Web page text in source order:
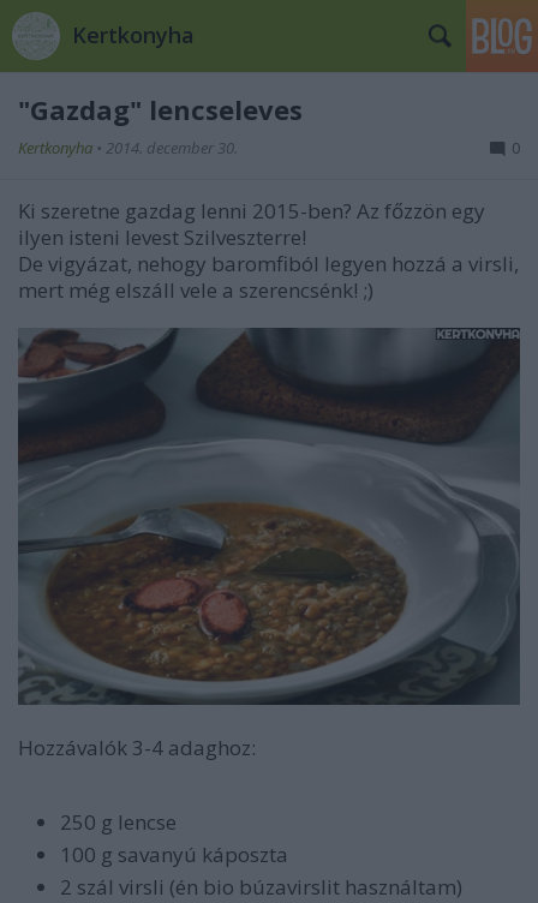
Kertkonyha
"Gazdag" lencseleves
Kertkonyha • 2014. december 30. 0
Ki szeretne gazdag lenni 2015-ben? Az főzzön egy
ilyen isteni levest Szilveszterre!
De vigyázat, nehogy baromfiból legyen hozzá a virsli,
mert még elszáll vele a szerencsénk! ;)
Hozzávalók 3-4 adaghoz:
250 g lencse
100 g savanyú káposzta
2 szál virsli (én bio búzavirslit használtam)